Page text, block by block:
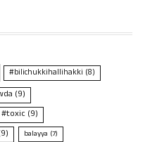
#bilichukkihallihakki (8)
(9)
#toxic(9)
balayya (7)